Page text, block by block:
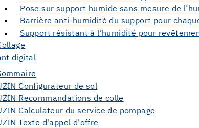
Pose sur support humide sans mesure de
Barrière anti-humidité du support pour
Support résistant à l’humidité pour
digital
Configurateur de sol
Recommandations de colle
Calculateur du service de pompage
Texte d'appel d'offre